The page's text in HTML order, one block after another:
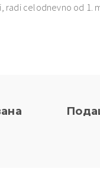
radi celodnevno od 1.